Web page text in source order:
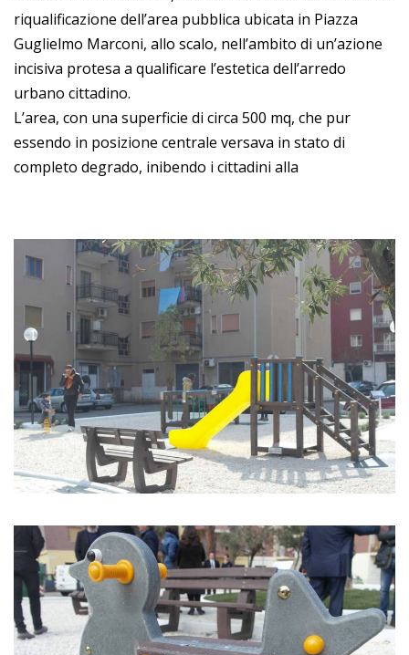
riqualificazione dell’area pubblica ubicata in Piazza
Guglielmo Marconi, allo scalo, nell’ambito di un’azione
incisiva protesa a qualificare l’estetica dell’arredo
urbano cittadino.
L’area, con una superficie di circa 500 mq, che pur
essendo in posizione centrale versava in stato di
completo degrado, inibendo i cittadini alla